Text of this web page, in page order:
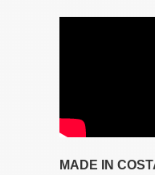
MADE IN